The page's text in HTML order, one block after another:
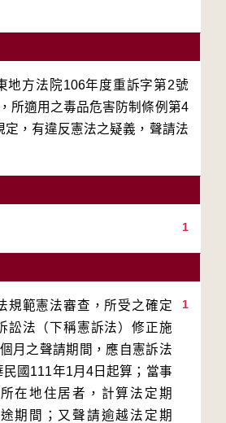
地方法院106年度重訴字第2號
所適用之毒品危害防制條例第4
定，有違反憲法之疑義，聲請法
1
1
規範憲法審查，所受之確定
訟法（下稱憲訴法）修正施
月之聲請期間，應自憲訴法
國111年1月4日起算；當事
在地住居者，計算法定期
期間；又聲請逾越法定期